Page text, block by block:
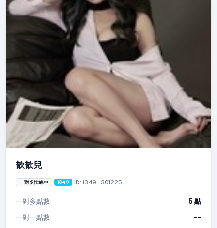
歆歆兒
一對多忙線中 i349 ID: i349_301225
一對多點數
5 點
一對一點數
--